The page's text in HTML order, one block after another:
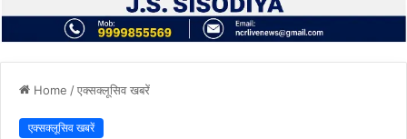
Home /एक्सक्लूसिव खबरें
एक्सक्लूसिव खबरें